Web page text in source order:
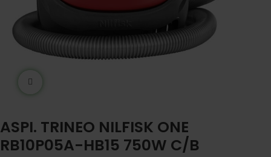
ASPI. TRINEO NILFISK ONE
RB10P05A-HB15 750W C/B